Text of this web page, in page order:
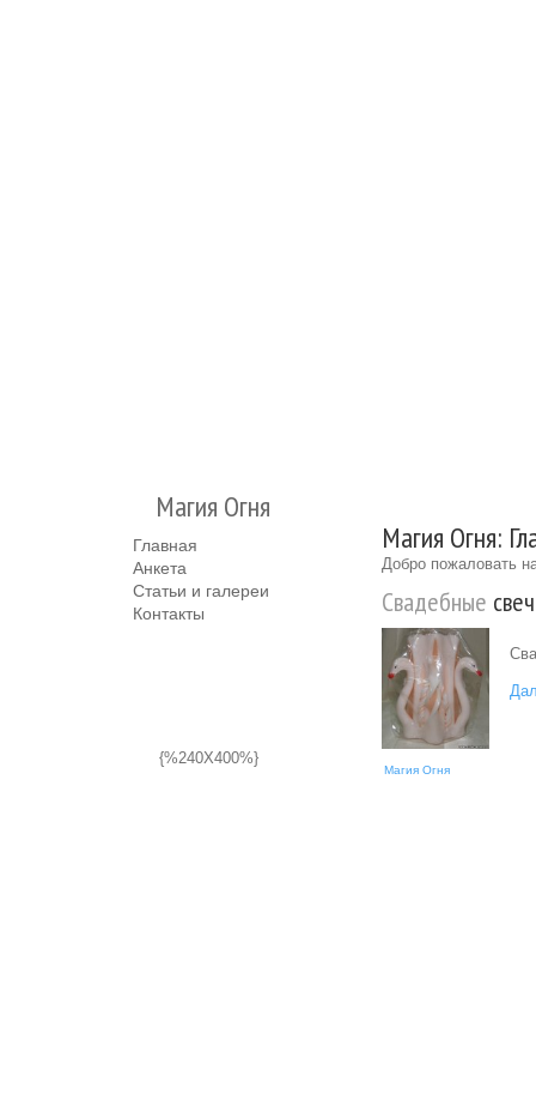
Магия Огня
Главная
Анкета
Статьи и галереи
Контакты
{%240X400%}
Магия Огня:
Добро пожаловать
Свадебные
Магия Огня